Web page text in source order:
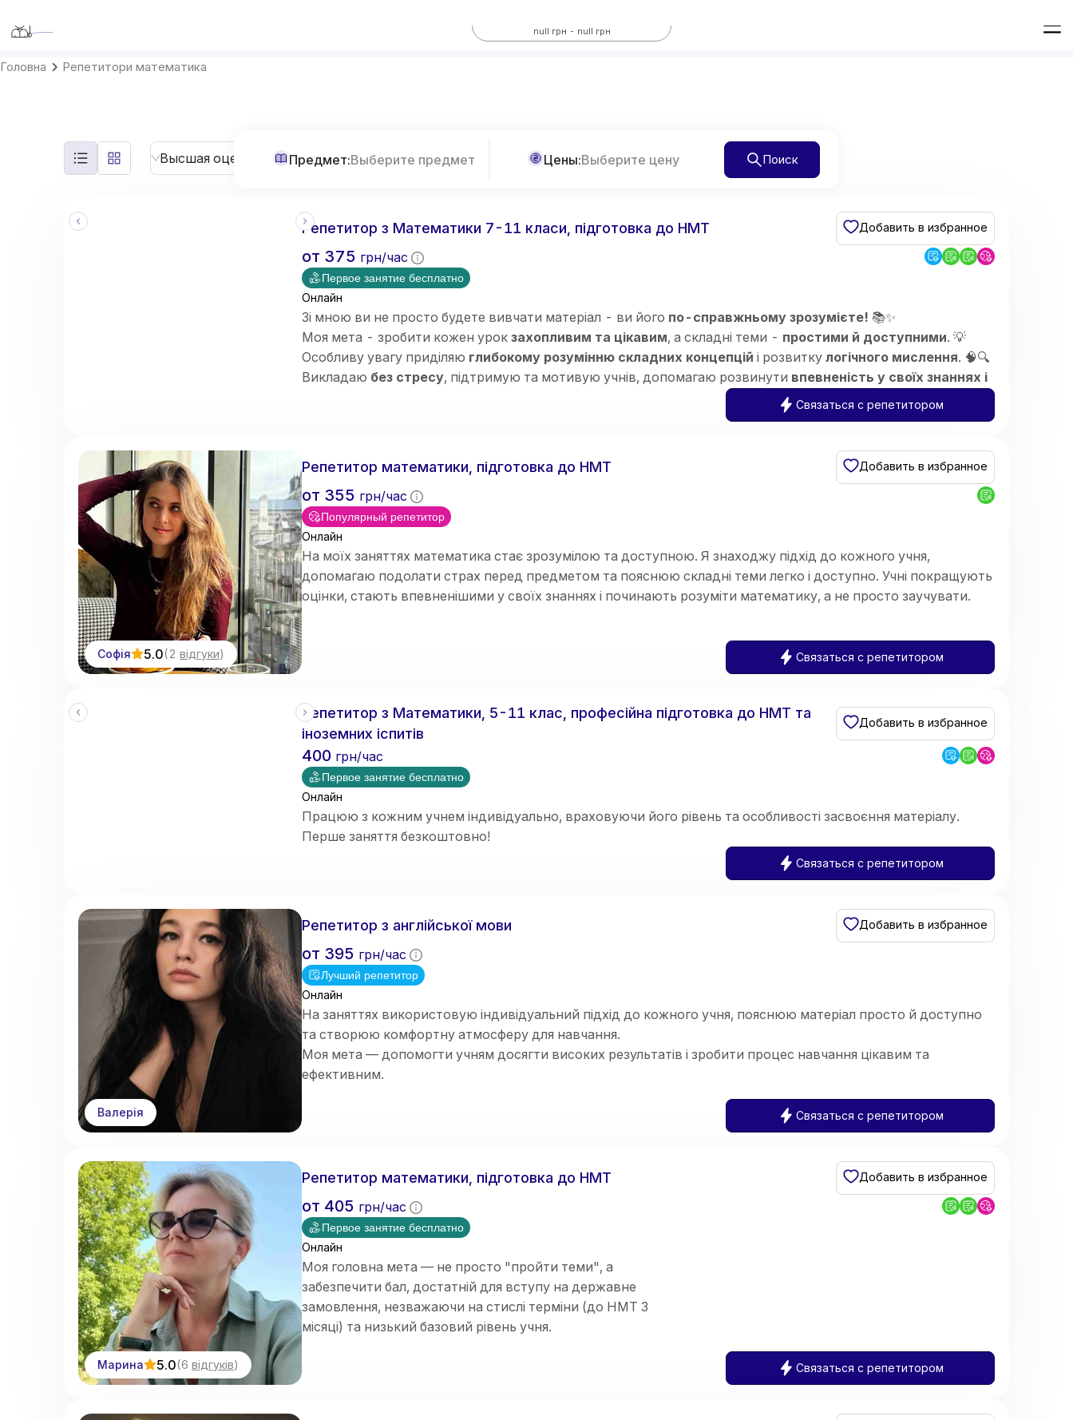
null грн - null грн
Предмет:Выберите предмет Цены:Выберите цену Поиск
Головна Репетитори математика
Высшая оценка Больше фильтров
Репетитор з Математики 7-11 класи, підготовка до НМТ Добавить в избранное
от 375 грн/час
Первое занятие бесплатно
Онлайн
Зі мною ви не просто будете вивчати матеріал - ви його по-справжньому зрозумієте! 📚✨
Моя мета - зробити кожен урок захопливим та цікавим, а складні теми - простими й доступними. 💡
Особливу увагу приділяю глибокому розумінню складних концепцій і розвитку логічного мислення. 🧠🔍
Викладаю без стресу, підтримую та мотивую учнів, допомагаю розвинути впевненість у своїх знаннях і
Связаться с репетитором
Софія 5.0(2 відгуки)
Репетитор математики, підготовка до НМТ Добавить в избранное
от 355 грн/час
Популярный репетитор
Онлайн
На моїх заняттях математика стає зрозумілою та доступною. Я знаходжу підхід до кожного учня,
допомагаю подолати страх перед предметом та пояснюю складні теми легко і доступно. Учні покращують
оцінки, стають впевненішими у своїх знаннях і починають розуміти математику, а не просто заучувати.
Связаться с репетитором
Репетитор з Математики, 5-11 клас, професійна підготовка до НМТ та
іноземних іспитів
Добавить в избранное
400 грн/час
Первое занятие бесплатно
Онлайн
Працюю з кожним учнем індивідуально, враховуючи його рівень та особливості засвоєння матеріалу.
Перше заняття безкоштовно!
Связаться с репетитором
Валерія
Репетитор з англійської мови Добавить в избранное
от 395 грн/час
Лучший репетитор
Онлайн
На заняттях використовую індивідуальний підхід до кожного учня, пояснюю матеріал просто й доступно
та створюю комфортну атмосферу для навчання.
Моя мета — допомогти учням досягти високих результатів і зробити процес навчання цікавим та
ефективним.
Связаться с репетитором
Марина 5.0(6 відгуків)
Репетитор математики, підготовка до НМТ Добавить в избранное
от 405 грн/час
Первое занятие бесплатно
Онлайн
Моя головна мета — не просто "пройти теми", а
забезпечити бал, достатній для вступу на державне
замовлення, незважаючи на стислі терміни (до НМТ 3
місяці) та низький базовий рівень учня.
Связаться с репетитором